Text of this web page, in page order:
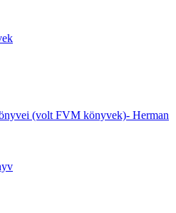
(volt FVM könyvek)- Herman